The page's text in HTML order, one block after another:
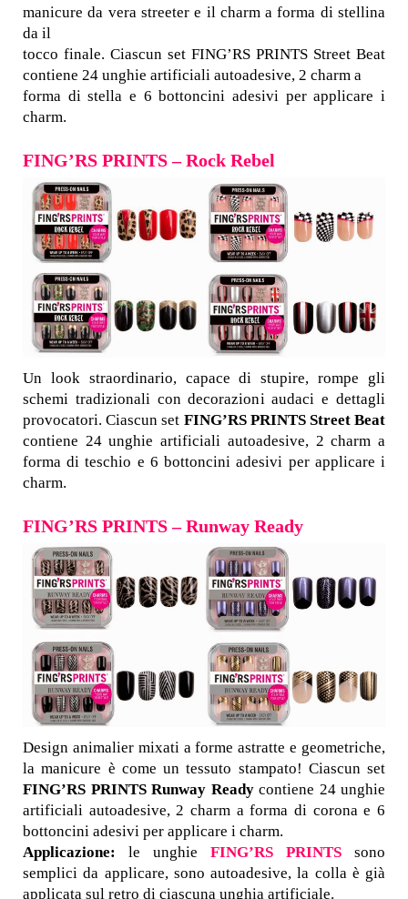
manicure da vera streeter e il charm a forma di stellina
da il
tocco finale. Ciascun set FING’RS PRINTS Street Beat
contiene 24 unghie artificiali autoadesive, 2 charm a
forma di stella e 6 bottoncini adesivi per applicare i
charm.
FING’RS PRINTS – Rock Rebel
Un look straordinario, capace di stupire, rompe gli
schemi tradizionali con decorazioni audaci e dettagli
provocatori. Ciascun set FING’RS PRINTS Street Beat
contiene 24 unghie artificiali autoadesive, 2 charm a
forma di teschio e 6 bottoncini adesivi per applicare i
charm.
FING’RS PRINTS – Runway Ready
Design animalier mixati a forme astratte e geometriche,
la manicure è come un tessuto stampato! Ciascun set
FING’RS PRINTS Runway Ready contiene 24 unghie
artificiali autoadesive, 2 charm a forma di corona e 6
bottoncini adesivi per applicare i charm.
Applicazione: le unghie FING’RS PRINTS sono
semplici da applicare, sono autoadesive, la colla è già
applicata sul retro di ciascuna unghia artificiale.